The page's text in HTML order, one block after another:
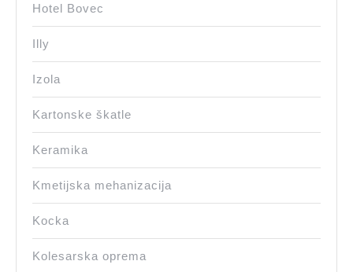
Hotel Bovec
Illy
Izola
Kartonske škatle
Keramika
Kmetijska mehanizacija
Kocka
Kolesarska oprema